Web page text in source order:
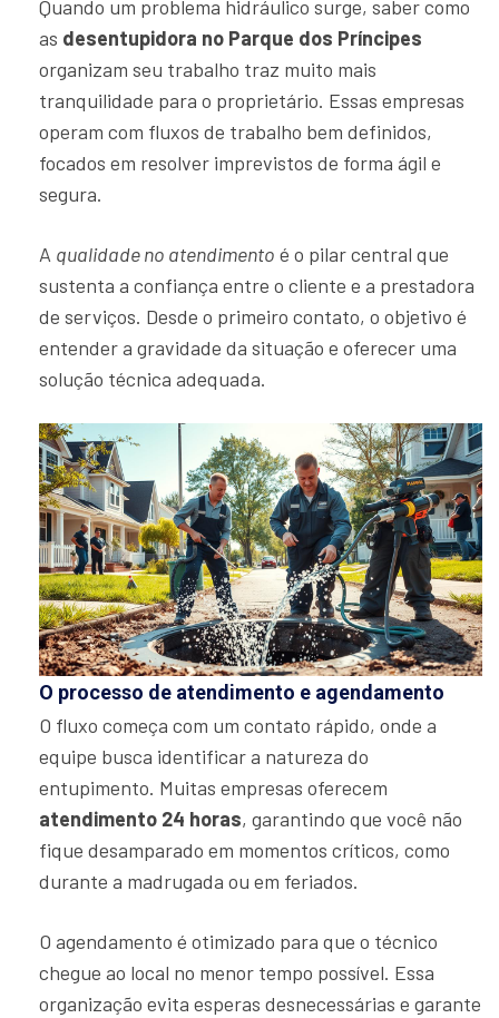
Quando um problema hidráulico surge, saber como
as desentupidora no Parque dos Príncipes
organizam seu trabalho traz muito mais
tranquilidade para o proprietário. Essas empresas
operam com fluxos de trabalho bem definidos,
focados em resolver imprevistos de forma ágil e
segura.
A qualidade no atendimento é o pilar central que
sustenta a confiança entre o cliente e a prestadora
de serviços. Desde o primeiro contato, o objetivo é
entender a gravidade da situação e oferecer uma
solução técnica adequada.
O processo de atendimento e agendamento
O fluxo começa com um contato rápido, onde a
equipe busca identificar a natureza do
entupimento. Muitas empresas oferecem
atendimento 24 horas, garantindo que você não
fique desamparado em momentos críticos, como
durante a madrugada ou em feriados.
O agendamento é otimizado para que o técnico
chegue ao local no menor tempo possível. Essa
organização evita esperas desnecessárias e garante